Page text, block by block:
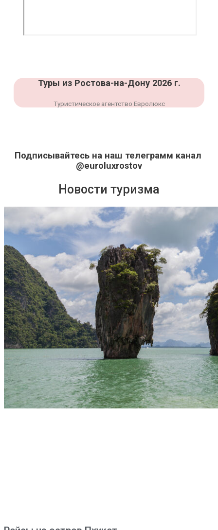
Туры из Ростова-на-Дону 2026 г.
Туристическое агентство Евролюкс
Подписывайтесь на наш телеграмм канал
@euroluxrostov
Новости туризма